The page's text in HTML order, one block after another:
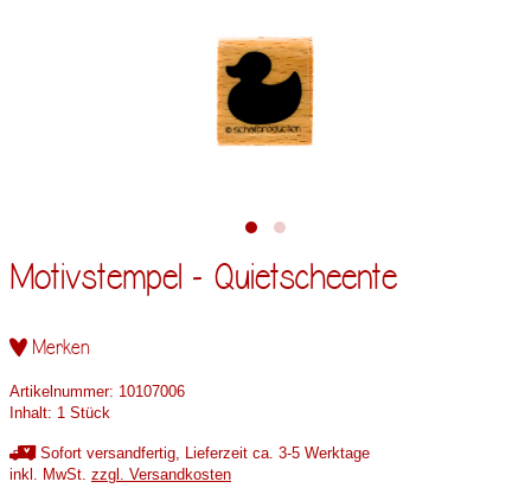
Motivstempel - Quietscheente
Merken
Artikelnummer: 10107006
Inhalt: 1 Stück
Sofort versandfertig, Lieferzeit ca. 3-5 Werktage
inkl. MwSt. zzgl. Versandkosten